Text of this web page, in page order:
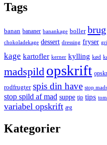
Tags
banan bananer banankage boller
chokoladekage dessert dressing fryser
kage kartofler kerner kylling kød
madspild opskrift
rodfrugter spis din have stop
stop spild af mad suppe tip tips
variabel opskrift æg
Kategorier